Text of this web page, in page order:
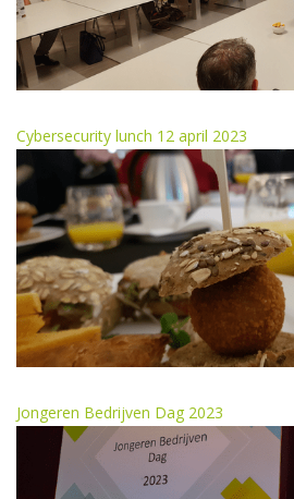
Cybersecurity lunch 12 april 2023
Jongeren Bedrijven Dag 2023